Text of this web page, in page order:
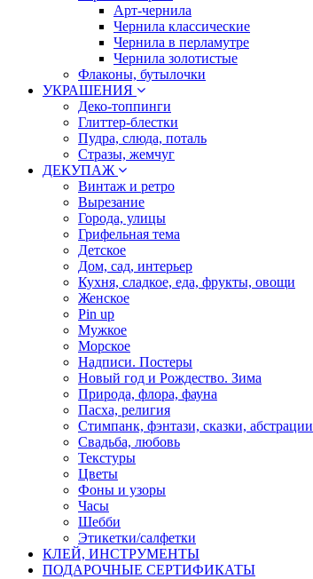
Арт-чернила
Чернила классические
Чернила в перламутре
Чернила золотистые
Флаконы, бутылочки
УКРАШЕНИЯ
Деко-топпинги
Глиттер-блестки
Пудра, слюда, поталь
Стразы, жемчуг
ДЕКУПАЖ
Винтаж и ретро
Вырезание
Города, улицы
Грифельная тема
Детское
Дом, сад, интерьер
Кухня, сладкое, еда, фрукты, овощи
Женское
Pin up
Мужкое
Морское
Надписи. Постеры
Новый год и Рождество. Зима
Природа, флора, фауна
Пасха, религия
Стимпанк, фэнтази, сказки, абстрации
Свадьба, любовь
Текстуры
Цветы
Фоны и узоры
Часы
Шебби
Этикетки/салфетки
КЛЕЙ, ИНСТРУМЕНТЫ
ПОДАРОЧНЫЕ СЕРТИФИКАТЫ